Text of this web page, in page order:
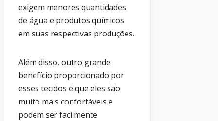
exigem menores quantidades
de água e produtos químicos
em suas respectivas produções.
Além disso, outro grande
benefício proporcionado por
esses tecidos é que eles são
muito mais confortáveis e
podem ser facilmente